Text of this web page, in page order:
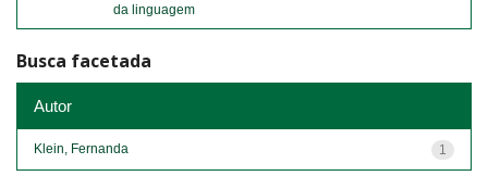
da linguagem
Busca facetada
Autor
1
Klein, Fernanda